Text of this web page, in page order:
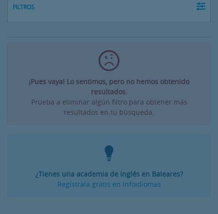
FILTROS
¡Pues vaya! Lo sentimos, pero no hemos obtenido
resultados.
Prueba a eliminar algún filtro para obtener más
resultados en tu búsqueda.
¿Tienes una academia de inglés en Baleares?
Regístrala gratis en Infoidiomas